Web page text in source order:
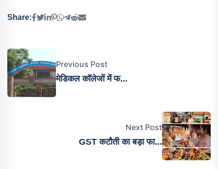
Share:
Previous Post
मेडिकल कॉलेजों में फ...
Next Post
GST कटौती का बड़ा फा...